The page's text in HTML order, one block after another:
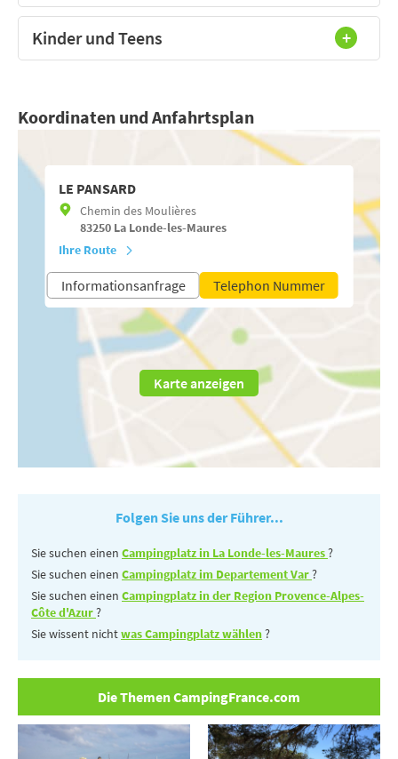
Kinder und Teens
Koordinaten und Anfahrtsplan
LE PANSARD
Chemin des Moulières
83250 La Londe-les-Maures
Ihre Route
Informationsanfrage Telephon Nummer
Karte anzeigen
Folgen Sie uns der Führer...
Sie suchen einen Campingplatz in La Londe-les-Maures?
Sie suchen einen Campingplatz im Departement Var?
Sie suchen einen Campingplatz in der Region Provence-Alpes-
Côte d'Azur?
Sie wissent nichtwas Campingplatz wählen?
Die Themen CampingFrance.com